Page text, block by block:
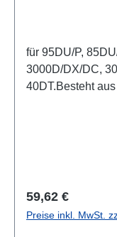
für 95DU/P,
3000D/DX/DC,
40DT.Besteht
Regulärer Preis:
59,62 €
Preise inkl. MwSt.